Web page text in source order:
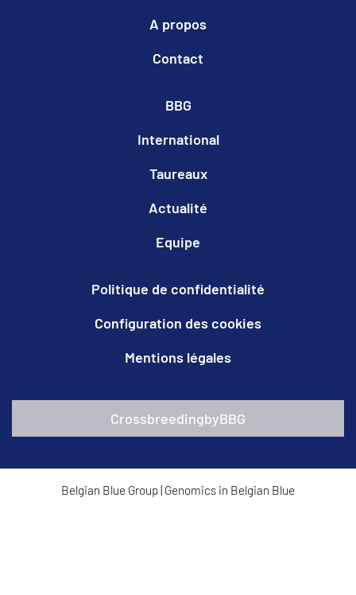
A propos
Contact
BBG
International
Taureaux
Actualité
Equipe
Politique de confidentialité
Configuration des cookies
Mentions légales
CrossbreedingbyBBG
Belgian Blue Group| Genomics in Belgian Blue